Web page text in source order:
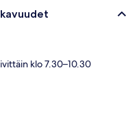
klo 7.30–10.30